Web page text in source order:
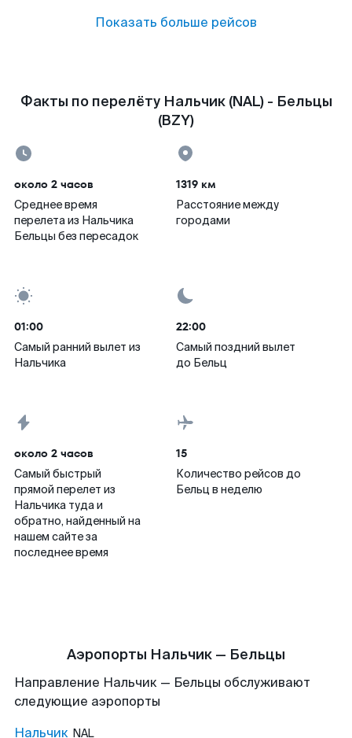
Показать больше рейсов
Факты по перелёту Нальчик (NAL) - Бельцы
(BZY)
около 2 часов
Среднее время
перелета из Нальчика
Бельцы без пересадок
1319 км
Расстояние между
городами
01:00
Самый ранний вылет из
Нальчика
22:00
Самый поздний вылет
до Бельц
около 2 часов
Самый быстрый
прямой перелет из
Нальчика туда и
обратно, найденный на
нашем сайте за
последнее время
15
Количество рейсов до
Бельц в неделю
Аэропорты Нальчик — Бельцы
Направление Нальчик — Бельцы обслуживают
следующие аэропорты
Нальчик NAL